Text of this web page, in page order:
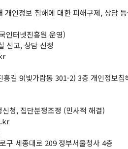
개인정보 침해에 대한 피해구제, 상담
인터넷진흥원 운영)
신고, 상담 신청
길 9(빛가람동 301-2) 3층 개인정보침
청, 집단분쟁조정 (민사적 해결)
구 세종대로 209 정부서울청사 4층